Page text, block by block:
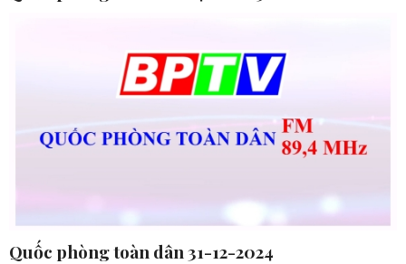
Quốc phòng toàn dân 31-12-2024